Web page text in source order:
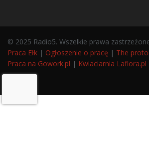
© 2025 Radio5. Wszelkie prawa
Praca Ełk | Ogłoszenie o pracę | The
Praca na Gowork.pl | Kwiaciarnia Laflora.pl